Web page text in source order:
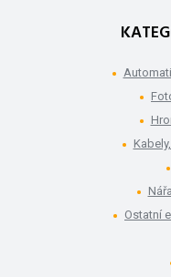
Ostatní